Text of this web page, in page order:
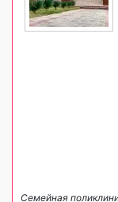
Семейная